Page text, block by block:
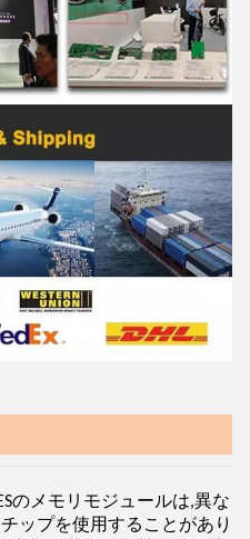
のメモリモジュールは,異な
ップを使用することがあり